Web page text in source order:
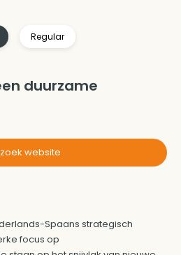
Regular
duurzame
website
Spaans strategisch
focus op